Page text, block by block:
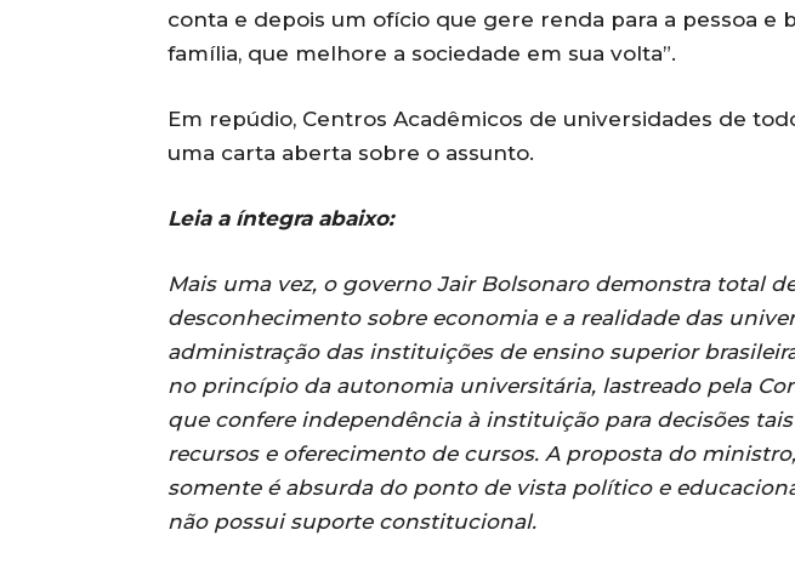
conta e depois um ofício que gere renda para a pessoa e
família, que melhore a sociedade em sua volta”.
Em repúdio, Centros Acadêmicos de universidades de
uma carta aberta sobre o assunto.
Leia a íntegra abaixo:
Mais uma vez, o governo Jair Bolsonaro demonstra total
desconhecimento sobre economia e a realidade das
administração das instituições de ensino superior
no princípio da autonomia universitária, lastreado pela
que confere independência à instituição para decisões
recursos e oferecimento de cursos. A proposta do
somente é absurda do ponto de vista político e
não possui suporte constitucional.